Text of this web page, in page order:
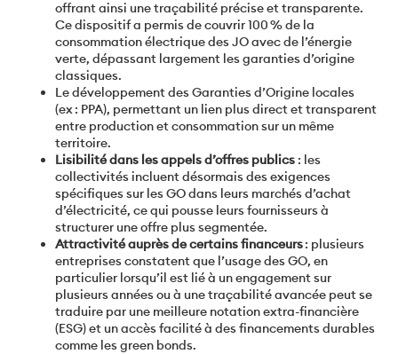
offrant ainsi une traçabilité précise et transparente.
Ce dispositif a permis de couvrir 100 % de la
consommation électrique des JO avec de l’énergie
verte, dépassant largement les garanties d’origine
classiques.
Le développement des Garanties d’Origine locales
(ex : PPA), permettant un lien plus direct et transparent
entre production et consommation sur un même
territoire.
Lisibilité dans les appels d’offres publics : les
collectivités incluent désormais des exigences
spécifiques sur les GO dans leurs marchés d’achat
d’électricité, ce qui pousse leurs fournisseurs à
structurer une offre plus segmentée.
Attractivité auprès de certains financeurs: plusieurs
entreprises constatent que l’usage des GO, en
particulier lorsqu’il est lié à un engagement sur
plusieurs années ou à une traçabilité avancée peut se
traduire par une meilleure notation extra-financière
(ESG) et un accès facilité à des financements durables
comme les green bonds.